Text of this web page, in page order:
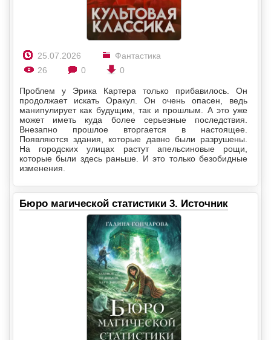
25.07.2026
Фантастика
26
0 0
Проблем у Эрика Картера только прибавилось. Он
продолжает искать Оракул. Он очень опасен, ведь
манипулирует как будущим, так и прошлым. А это уже
может иметь куда более серьезные последствия.
Внезапно прошлое вторгается в настоящее.
Появляются здания, которые давно были разрушены.
На городских улицах растут апельсиновые рощи,
которые были здесь раньше. И это только безобидные
изменения.
Бюро магической статистики 3. Источник